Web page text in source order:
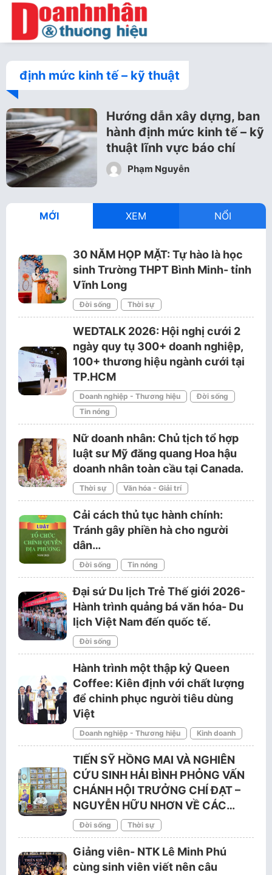
định mức kinh tế – kỹ thuật
Hướng dẫn xây dựng, ban
hành định mức kinh tế – kỹ
thuật lĩnh vực báo chí
Phạm Nguyễn
MỚI XEM NỔI
30 NĂM HỌP MẶT: Tự hào là học
sinh Trường THPT Bình Minh- tỉnh
Vĩnh Long
Đời sống Thời sự
WEDTALK 2026: Hội nghị cưới 2
ngày quy tụ 300+ doanh nghiệp,
100+ thương hiệu ngành cưới tại
TP.HCM
Doanh nghiệp - Thương hiệu
Đời sống
Tin nóng
Nữ doanh nhân: Chủ tịch tổ hợp
luật sư Mỹ đăng quang Hoa hậu
doanh nhân toàn cầu tại Canada.
Thời sự Văn hóa - Giải trí
Cải cách thủ tục hành chính:
Tránh gây phiền hà cho người
dân…
Đời sống Tin nóng
Đại sứ Du lịch Trẻ Thế giới 2026-
Hành trình quảng bá văn hóa- Du
lịch Việt Nam đến quốc tế.
Đời sống
Hành trình một thập kỷ Queen
Coffee: Kiên định với chất lượng
để chinh phục người tiêu dùng
Việt
Doanh nghiệp - Thương hiệu Kinh doanh
TIẾN SỸ HỒNG MAI VÀ NGHIÊN
CỨU SINH HẢI BÌNH PHỎNG VẤN
CHÁNH HỘI TRƯỞNG CHÍ ĐẠT –
NGUYỄN HỮU NHƠN VỀ CÁC…
Đời sống Thời sự
Giảng viên- NTK Lê Minh Phú
cùng sinh viên viết nên câu